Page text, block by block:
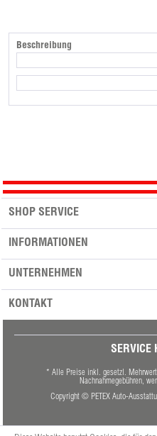
Beschreibung
SHOP SERVICE
INFORMATIONEN
UNTERNEHMEN
KONTAKT
SERVICE
* Alle Preise inkl. gesetzl.
Nachnahmegebühren,
Copyright © PETEX Auto-